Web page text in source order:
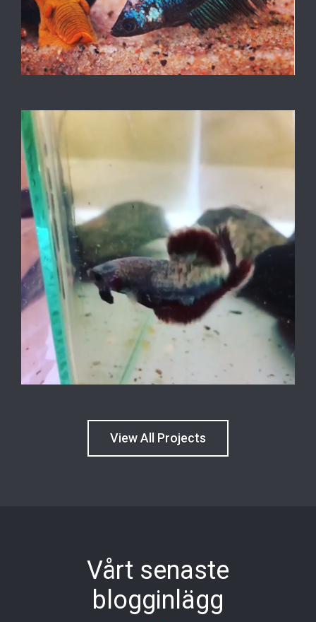
View All Projects
Vårt senaste
blogginlägg